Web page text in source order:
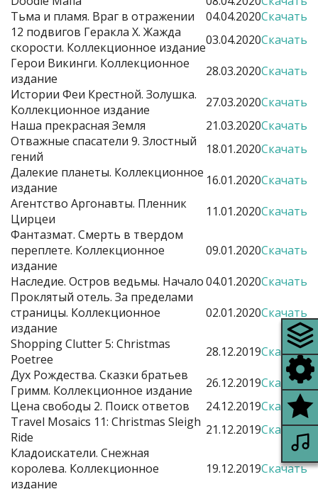
Тьма и пламя. Враг в отражении
04.04.2020Скачать
12 подвигов Геракла X. Жажда
скорости. Коллекционное издание03.04.2020Скачать
Герои Викинги. Коллекционное
издание
28.03.2020Скачать
Истории Феи Крестной. Золушка.
Коллекционное издание
27.03.2020Скачать
Наша прекрасная Земля
21.03.2020Скачать
Отважные спасатели 9. Злостный
гений
18.01.2020Скачать
Далекие планеты. Коллекционное
издание
16.01.2020Скачать
Агентство Аргонавты. Пленник
Цирцеи
11.01.2020Скачать
Фантазмат. Смерть в твердом
переплете. Коллекционное
издание
09.01.2020Скачать
Наследие. Остров ведьмы. Начало04.01.2020Скачать
Проклятый отель. За пределами
страницы. Коллекционное
издание
02.01.2020Скачать
Shopping Clutter 5: Christmas
Poetree
28.12.2019Скачать
Дух Рождества. Сказки братьев
Гримм. Коллекционное издание
26.12.2019Скачать
Цена свободы 2. Поиск ответов
24.12.2019Скачать
Travel Mosaics 11: Christmas Sleigh
Ride
21.12.2019Скачать
Кладоискатели. Снежная
королева. Коллекционное
издание
19.12.2019Скачать